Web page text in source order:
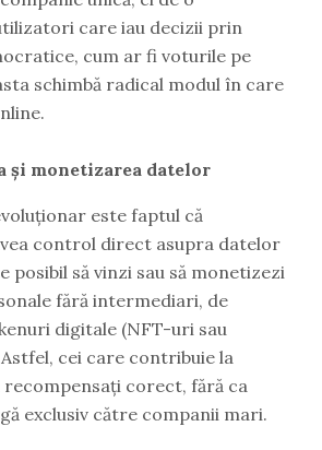
care iau decizii prin
cum ar fi voturile pe
schimbă radical modul în care
și monetizarea datelor
este faptul că
control direct asupra datelor
posibil să vinzi sau să monetizezi
fără intermediari, de
digitale (NFT-uri sau
cei care contribuie la
corect, fără ca
exclusiv către companii mari.